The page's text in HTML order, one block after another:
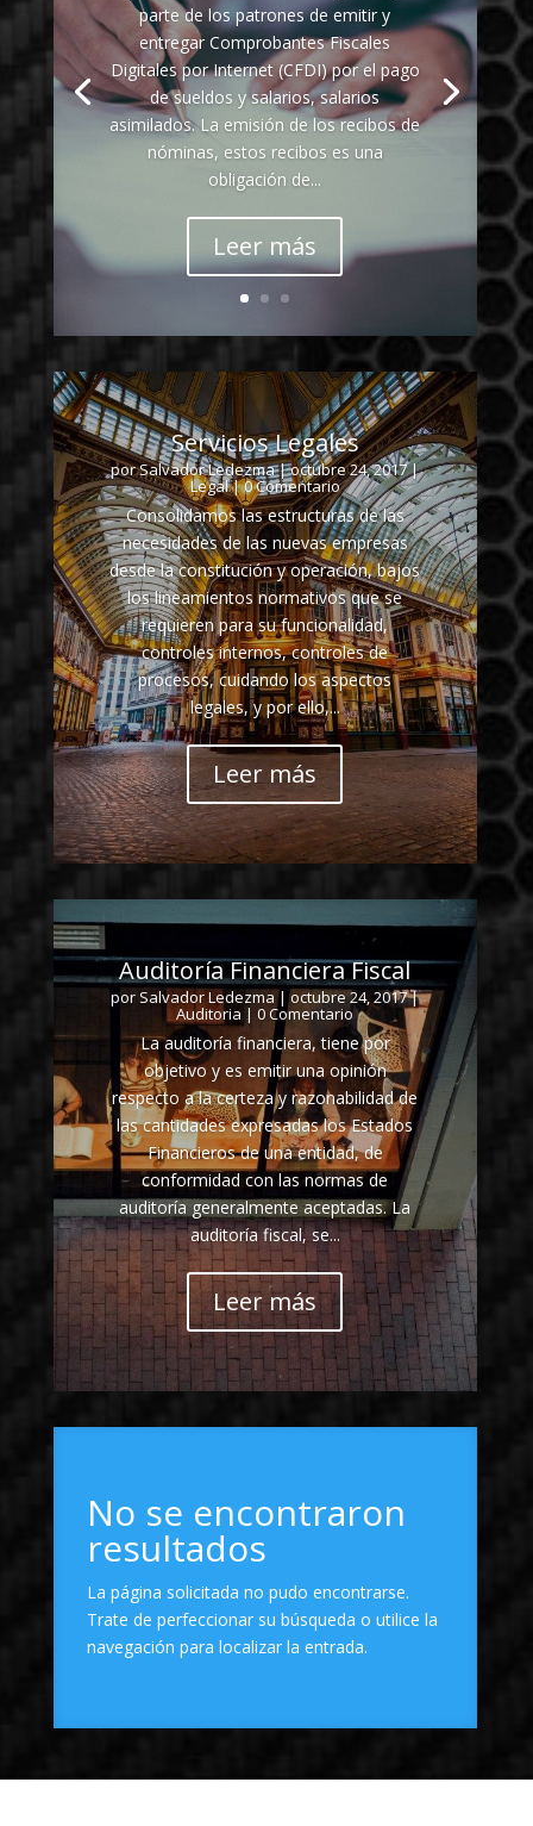
parte de los patrones de emitir y
entregar Comprobantes Fiscales
Digitales por Internet (CFDI) por el pago
de sueldos y salarios, salarios
asimilados. La emisión de los recibos de
nóminas, estos recibos es una
obligación de...
Leer más
Servicios Legales
porSalvador Ledezma|octubre 24, 2017|
Legal| 0 Comentario
Consolidamos las estructuras de las
necesidades de las nuevas empresas
desde la constitución y operación, bajos
los lineamientos normativos que se
requieren para su funcionalidad,
controles internos, controles de
procesos, cuidando los aspectos
legales, y por ello,...
Leer más
Auditoría Financiera Fiscal
por Salvador Ledezma|octubre 24, 2017|
Auditoria | 0 Comentario
La auditoría financiera, tiene por
objetivo y es emitir una opinión
respecto a la certeza y razonabilidad de
las cantidades expresadas los Estados
Financieros de una entidad, de
conformidad con las normas de
auditoría generalmente aceptadas. La
auditoría fiscal, se...
Leer más
No se encontraron
resultados
La página solicitada no pudo encontrarse.
Trate de perfeccionar su búsqueda o utilice la
navegación para localizar la entrada.